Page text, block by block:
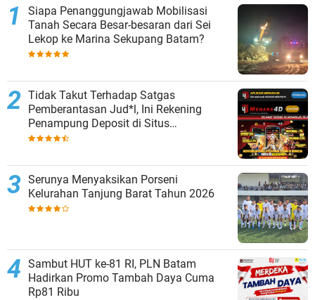
Siapa Penanggungjawab Mobilisasi
Tanah Secara Besar-besaran dari Sei
Lekop ke Marina Sekupang Batam?
Tidak Takut Terhadap Satgas
Pemberantasan Jud*l, Ini Rekening
Penampung Deposit di Situs
MENARA4D
Serunya Menyaksikan Porseni
Kelurahan Tanjung Barat Tahun 2026
Sambut HUT ke-81 RI, PLN Batam
Hadirkan Promo Tambah Daya Cuma
Rp81 Ribu